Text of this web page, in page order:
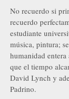
No recuerdo si
recuerdo
estudiante
música, pintura;
humanidad
que el tiempo
David Lynch y
Padrino.